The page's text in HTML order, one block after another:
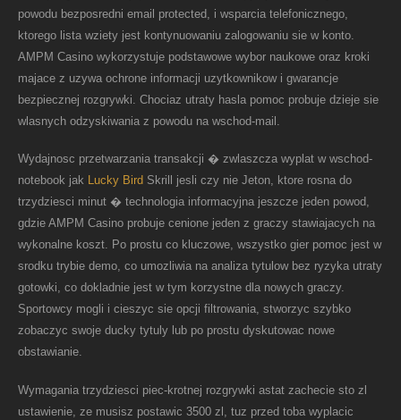
powodu bezposredni email protected, i wsparcia telefonicznego,
ktorego lista wziety jest kontynuowaniu zalogowaniu sie w konto.
AMPM Casino wykorzystuje podstawowe wybor naukowe oraz kroki
majace z uzywa ochrone informacji uzytkownikow i gwarancje
bezpiecznej rozgrywki. Chociaz utraty hasla pomoc probuje dzieje sie
wlasnych odzyskiwania z powodu na wschod-mail.
Wydajnosc przetwarzania transakcji � zwlaszcza wyplat w wschod-
notebook jak Lucky Bird Skrill jesli czy nie Jeton, ktore rosna do
trzydziesci minut � technologia informacyjna jeszcze jeden powod,
gdzie AMPM Casino probuje cenione jeden z graczy stawiajacych na
wykonalne koszt. Po prostu co kluczowe, wszystko gier pomoc jest w
srodku trybie demo, co umozliwia na analiza tytulow bez ryzyka utraty
gotowki, co dokladnie jest w tym korzystne dla nowych graczy.
Sportowcy mogli i cieszyc sie opcji filtrowania, stworzyc szybko
zobaczyc swoje ducky tytuly lub po prostu dyskutowac nowe
obstawianie.
Wymagania trzydziesci piec-krotnej rozgrywki astat zachecie sto zl
ustawienie, ze musisz postawic 3500 zl, tuz przed toba wyplacic